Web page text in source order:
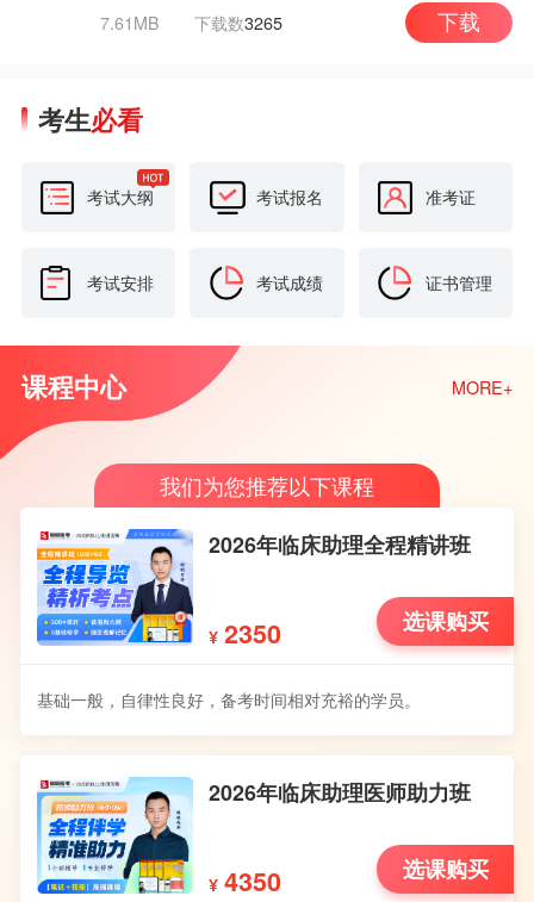
7.61MB 下载数3265 下载
考生必看
考试大纲 考试报名 准考证
考试安排 考试成绩 证书管理
课程中心 MORE+
我们为您推荐以下课程
2026年临床助理全程精讲班
¥ 2350 选课购买
基础一般，自律性良好，备考时间相对充裕的学员。
2026年临床助理医师助力班
¥ 4350 选课购买